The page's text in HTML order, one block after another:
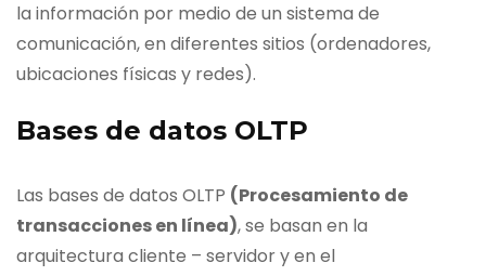
la información por medio de un sistema de
comunicación, en diferentes sitios (ordenadores,
ubicaciones físicas y redes).
Bases de datos OLTP
Las bases de datos OLTP (Procesamiento de
transacciones en línea), se basan en la
arquitectura cliente – servidor y en el